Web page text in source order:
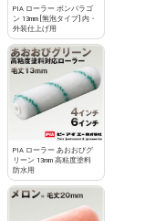
PIA ローラー ボンパラゴ
ン 13mm [無泡タイプ] 内・
外装仕上げ用
PIA ローラー あおおびグ
リーン 13mm 高粘度塗料
防水用